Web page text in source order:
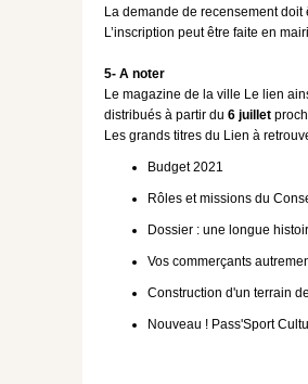
La demande de recensement
L’inscription peut être faite en
5- A noter
Le magazine de la ville Le lien
distribués à partir du 6 juillet
Les grands titres du Lien à
Budget 2021
Rôles et missions du
Dossier : une longue
Vos commerçants
Construction d'un terrain
Nouveau ! Pass'Sport